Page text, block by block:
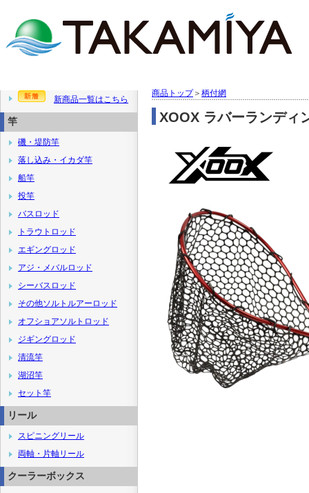
商品トップ＞ 柄付網
XOOX ラバーランディ
新商品一覧はこちら
竿
磯・堤防竿
落し込み・イカダ竿
船竿
投竿
バスロッド
トラウトロッド
エギングロッド
アジ・メバルロッド
シーバスロッド
その他ソルトルアーロッド
オフショアソルトロッド
ジギングロッド
清流竿
湖沼竿
セット竿
リール
スピニングリール
両軸・片軸リール
クーラーボックス